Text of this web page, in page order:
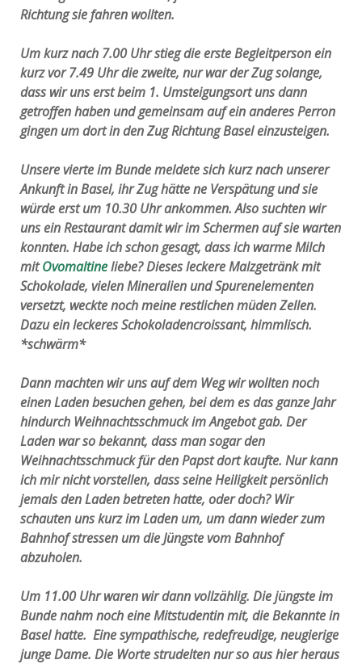
Richtung sie fahren wollten.
Um kurz nach 7.00 Uhr stieg die erste Begleitperson ein
kurz vor 7.49 Uhr die zweite, nur war der Zug solange,
dass wir uns erst beim 1. Umsteigungsort uns dann
getroffen haben und gemeinsam auf ein anderes Perron
gingen um dort in den Zug Richtung Basel einzusteigen.
Unsere vierte im Bunde meldete sich kurz nach unserer
Ankunft in Basel, ihr Zug hätte ne Verspätung und sie
würde erst um 10.30 Uhr ankommen. Also suchten wir
uns ein Restaurant damit wir im Schermen auf sie warten
konnten. Habe ich schon gesagt, dass ich warme Milch
mitOvomaltineliebe? Dieses leckere Malzgetränk mit
Schokolade, vielen Mineralien und Spurenelementen
versetzt, weckte noch meine restlichen müden Zellen.
Dazu ein leckeres Schokoladencroissant, himmlisch.
*schwärm*
Dann machten wir uns auf dem Weg wir wollten noch
einen Laden besuchen gehen, bei dem es das ganze Jahr
hindurch Weihnachtsschmuck im Angebot gab. Der
Laden war so bekannt, dass man sogar den
Weihnachtsschmuck für den Papst dort kaufte. Nur kann
ich mir nicht vorstellen, dass seine Heiligkeit persönlich
jemals den Laden betreten hatte, oder doch? Wir
schauten uns kurz im Laden um, um dann wieder zum
Bahnhof stressen um die Jüngste vom Bahnhof
abzuholen.
Um 11.00 Uhr waren wir dann vollzählig. Die jüngste im
Bunde nahm noch eine Mitstudentin mit, die Bekannte in
Basel hatte. Eine sympathische, redefreudige, neugierige
junge Dame. Die Worte strudelten nur so aus hier heraus